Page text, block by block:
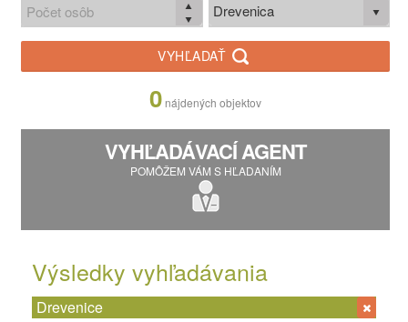
Drevenica
VYHĽADAŤ
0 nájdených objektov
VYHĽADÁVACÍ AGENT
POMÔŽEM VÁM S HĽADANÍM
Výsledky vyhľadávania
Drevenice